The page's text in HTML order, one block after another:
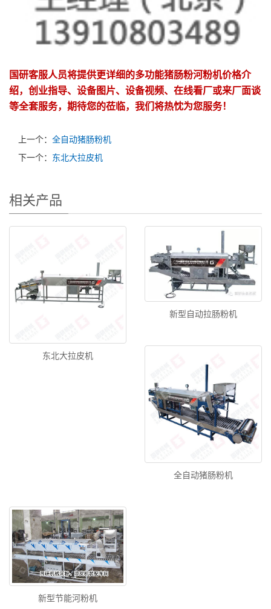
国研客服人员将提供更详细的多功能猪肠粉河粉机价格介
绍，创业指导、设备图片、设备视频、在线看厂或来厂面谈
等全套服务，期待您的莅临，我们将热忱为您服务！
上一个： 全自动猪肠粉机
下一个： 东北大拉皮机
相关产品
东北大拉皮机
新型自动拉肠粉机
全自动猪肠粉机
新型节能河粉机